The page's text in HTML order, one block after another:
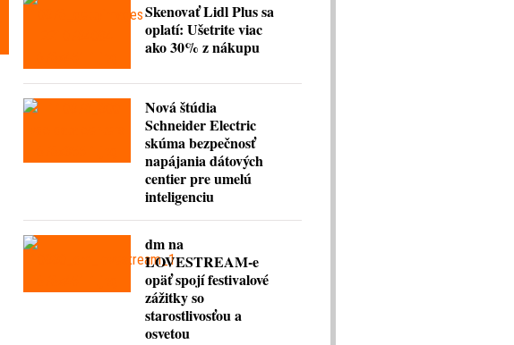
Skenovať Lidl Plus sa
oplatí: Ušetrite viac
ako 30% z nákupu
Nová štúdia
Schneider Electric
skúma bezpečnosť
napájania dátových
centier pre umelú
inteligenciu
dm na
LOVESTREAM-e
opäť spojí festivalové
zážitky so
starostlivosťou a
osvetou